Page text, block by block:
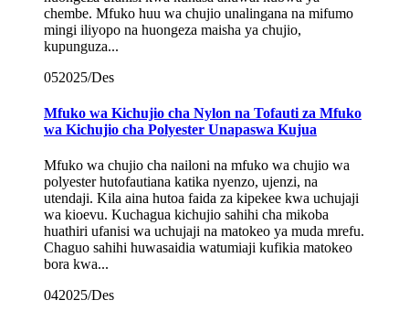
chembe. Mfuko huu wa chujio unalingana na mifumo
mingi iliyopo na huongeza maisha ya chujio,
kupunguza...
052025/Des
Mfuko wa Kichujio cha Nylon na Tofauti za Mfuko
wa Kichujio cha Polyester Unapaswa Kujua
Mfuko wa chujio cha nailoni na mfuko wa chujio wa
polyester hutofautiana katika nyenzo, ujenzi, na
utendaji. Kila aina hutoa faida za kipekee kwa uchujaji
wa kioevu. Kuchagua kichujio sahihi cha mikoba
huathiri ufanisi wa uchujaji na matokeo ya muda mrefu.
Chaguo sahihi huwasaidia watumiaji kufikia matokeo
bora kwa...
042025/Des